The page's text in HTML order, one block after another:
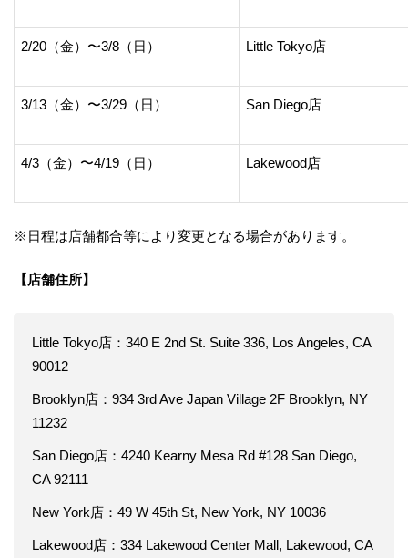
2/20（金）〜3/8（日） Little Tokyo店
3/13（金）〜3/29（日） San Diego店
4/3（金）〜4/19（日） Lakewood店
※日程は店舗都合等により変更となる場合があります。
【店舗住所】
Little Tokyo店：340 E 2nd St. Suite 336, Los Angeles, CA
90012
Brooklyn店：934 3rd Ave Japan Village 2F Brooklyn, NY
11232
San Diego店：4240 Kearny Mesa Rd #128 San Diego,
CA 92111
New York店：49 W 45th St, New York, NY 10036
Lakewood店：334 Lakewood Center Mall, Lakewood, CA